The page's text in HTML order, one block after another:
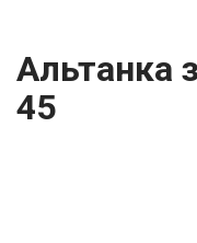
Альтанка
45